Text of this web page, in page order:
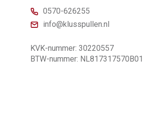
0570-626255
info@klusspullen.nl
KVK-nummer: 30220557
BTW-nummer: NL817317570B01